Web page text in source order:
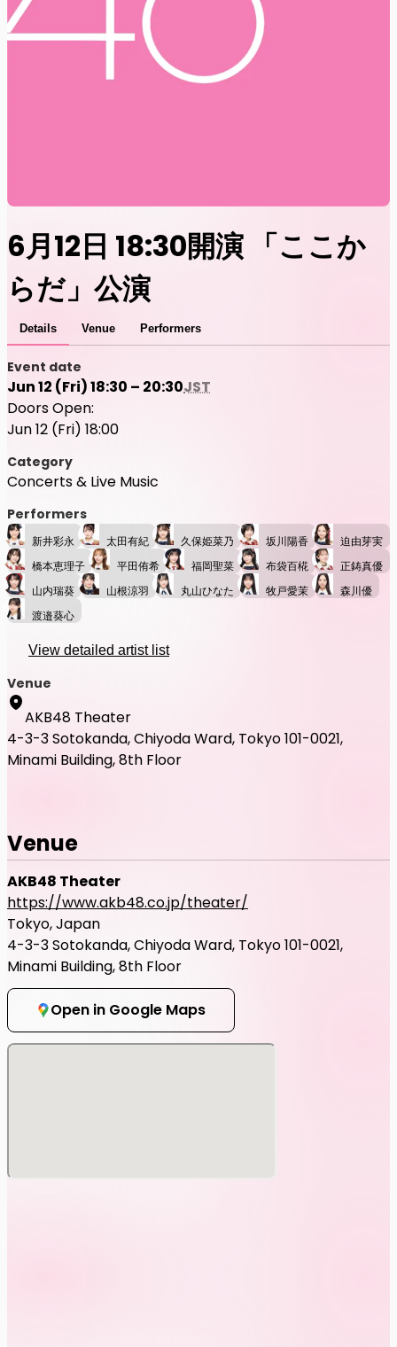
6月12日 18:30開演 「ここか
らだ」公演
Details Venue Performers
Event date
Jun 12 (Fri) 18:30 – 20:30JST
Doors Open:
Jun 12 (Fri) 18:00
Category
Concerts & Live Music
Performers
新井彩永 太田有紀 久保姫菜乃 坂川陽香
迫由芽実
橋本恵理子
平田侑希 福岡聖菜 布袋百椛
正鋳真優
山内瑞葵
山根涼羽 丸山ひなた 牧戸愛茉
森川優
渡邉葵心
View detailed artist list
Venue
AKB48 Theater
4-3-3 Sotokanda, Chiyoda Ward, Tokyo 101-0021,
Minami Building, 8th Floor
Venue
AKB48 Theater
https://www.akb48.co.jp/theater/
Tokyo, Japan
4-3-3 Sotokanda, Chiyoda Ward, Tokyo 101-0021,
Minami Building, 8th Floor
Open in Google Maps